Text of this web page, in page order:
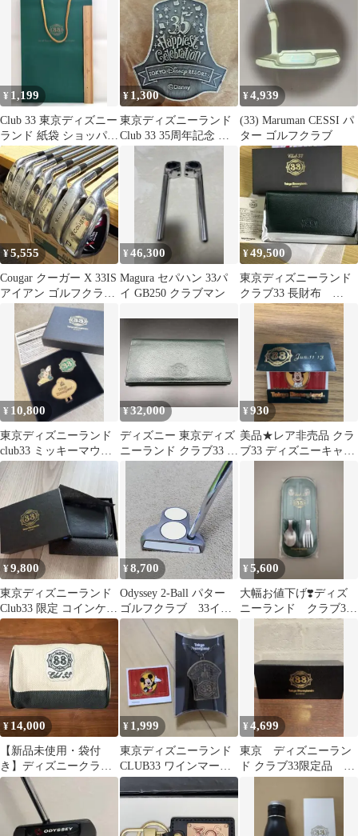
¥ 1,199
Club 33 東京ディズニー
ランド 紙袋 ショッパ
ー クラブ33(匿名配
送)
¥ 1,300
東京ディズニーランド
Club 33 35周年記念 キ
¥4,939
(33) Maruman CESSI パ
ター ゴルフクラブ
¥5,555
Cougar クーガー X 33IS
アイアン ゴルフクラブ
7本セット
¥46,300
Magura セパハン 33パ
イ GB250 クラブマン
¥49,500
東京ディズニーランド
クラブ33 長財布
club33
¥ 10,800
東京ディズニーランド
club33 ミッキーマウス
ゴルフマーカー3個セッ
ト
¥32,000
ディズニー 東京ディズ
ニーランド クラブ33 長
¥930
美品★レア非売品 クラ
ブ33 ディズニーキャラ
ー シール
¥9,800
東京ディズニーランド
Club33 限定 コインケー
ス レザー 箱付き
¥8,700
Odyssey 2-Ball パター
ゴルフクラブ 33イン
チ
¥5,600
大幅お値下げ❣️ディズ
ニーランド クラブ33
カトラリーセット
¥ 14,000
【新品未使用・袋付
き】ディズニークラブ
33 ポーチ
¥ 1,999
東京ディズニーランド
CLUB33 ワインマーカ
ー
¥4,699
東京 ディズニーラン
ド クラブ33限定品 ゴ